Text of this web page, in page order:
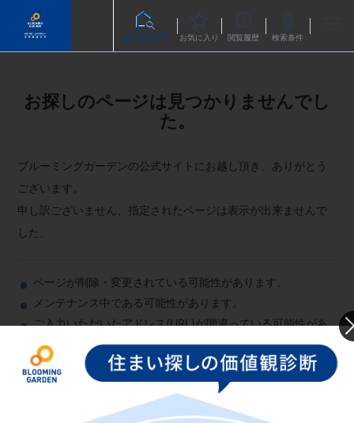
物件を探す お気に入り 閲覧履歴 検索条件
お探しのページは見つかりませんでし
た。
ブルーミングガーデンの公式サイトにお越し頂き、ありがとう
ございます。
申し訳ございません、指定されたページは表示が出来ませんで
した。
ページが削除・変更されている可能性があります。
メンテナンス中である可能性があります。
ご入力いただいたアドレス(URL)が間違っている可能性があ
お手数をおかけいたしますが、ブルーミングガーデンのトップ
上部のメニューよりお探しいただきますようお願いい